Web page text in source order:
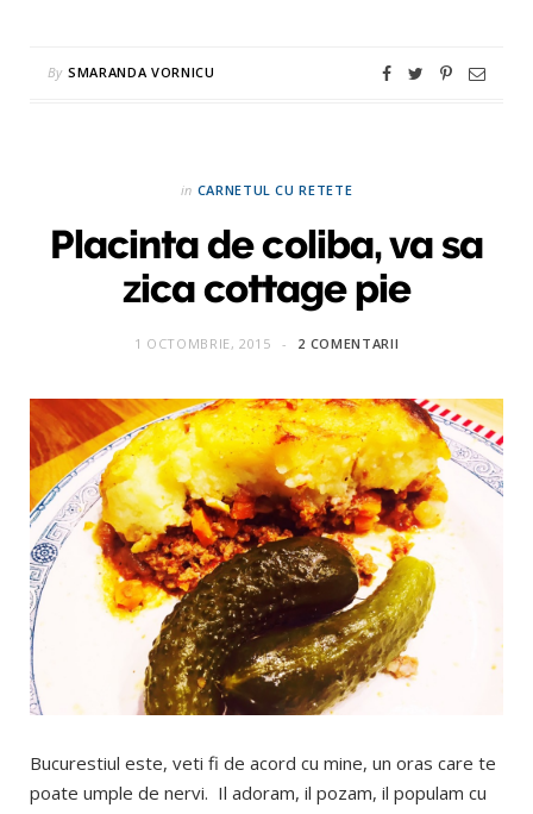
By SMARANDA VORNICU
in CARNETUL CU RETETE
Placinta de coliba, va sa
zica cottage pie
1 OCTOMBRIE, 2015 2 COMENTARII
Bucurestiul este, veti fi de acord cu mine, un oras care te
poate umple de nervi. Il adoram, il pozam, il populam cu